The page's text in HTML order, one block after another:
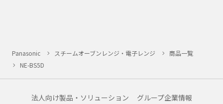
Panasonic スチームオーブンレンジ・電子レンジ
商品一覧
NE-BS5D
法人向け製品・ソリューション グループ企業情報